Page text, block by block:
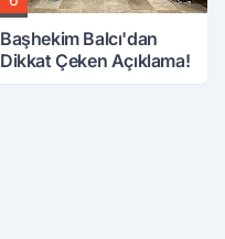
Başhekim Balcı'dan
Dikkat Çeken Açıklama!